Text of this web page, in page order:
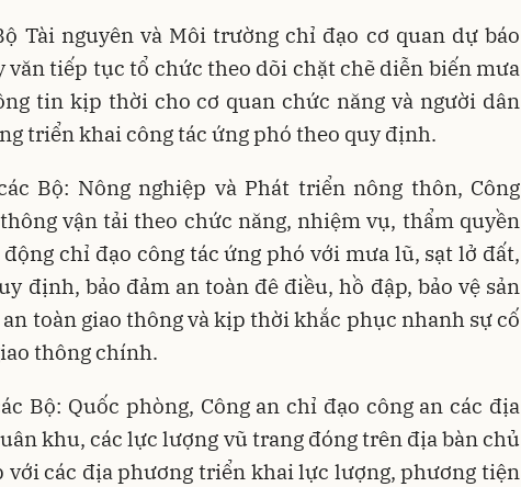
Tài nguyên và Môi trường chỉ đạo cơ quan dự báo
tiếp tục tổ chức theo dõi chặt chẽ diễn biến mưa
tin kịp thời cho cơ quan chức năng và người dân
triển khai công tác ứng phó theo quy định.
Bộ: Nông nghiệp và Phát triển nông thôn, Công
vận tải theo chức năng, nhiệm vụ, thẩm quyền
chỉ đạo công tác ứng phó với mưa lũ, sạt lở đất,
định, bảo đảm an toàn đê điều, hồ đập, bảo vệ sản
toàn giao thông và kịp thời khắc phục nhanh sự cố
thông chính.
Bộ: Quốc phòng, Công an chỉ đạo công an các địa
khu, các lực lượng vũ trang đóng trên địa bàn chủ
với các địa phương triển khai lực lượng, phương tiện